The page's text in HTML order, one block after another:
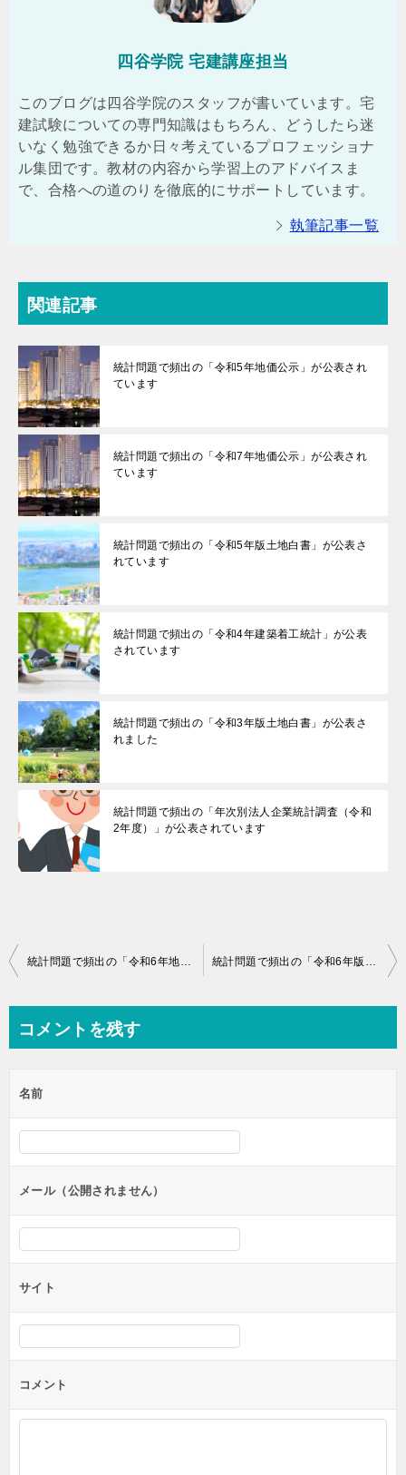
四谷学院 宅建講座担当
このブログは四谷学院のスタッフが書いています。宅
建試験についての専門知識はもちろん、どうしたら迷
いなく勉強できるか日々考えているプロフェッショナ
ル集団です。教材の内容から学習上のアドバイスま
で、合格への道のりを徹底的にサポートしています。
執筆記事一覧
関連記事
統計問題で頻出の「令和5年地価公示」が公表され
ています
統計問題で頻出の「令和7年地価公示」が公表され
ています
統計問題で頻出の「令和5年版土地白書」が公表さ
れています
統計問題で頻出の「令和4年建築着工統計」が公表
されています
統計問題で頻出の「令和3年版土地白書」が公表さ
れました
統計問題で頻出の「年次別法人企業統計調査（令和
2年度）」が公表されています
投
ビ
ー
シ
ン
統計問題で頻出の「令和6年地価公示」が公表されています 統計問題で頻出の「令和6年版土地白書」が公表されています
コメントを残す
名前
メール（公開されません）
サイト
コメント